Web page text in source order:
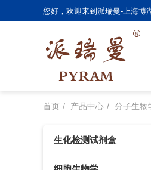
您好，欢迎来到派瑞曼-上海博
首页 产品中心 分子生物
生化检测试剂盒